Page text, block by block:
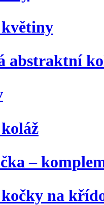
abstraktní
–
na